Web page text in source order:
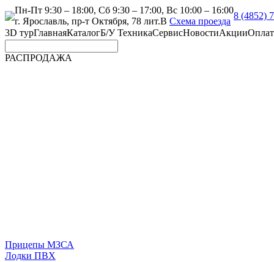
Пн-Пт 9:30 – 18:00, Сб 9:30 – 17:00, Вс 10:00 – 16:00
г. Ярославль, пр-т Октября, 78 лит.В Схема проезда
8 (4852)
3D турГлавнаяКаталогБ/У ТехникаСервисНовостиАкции
РАСПРОДАЖА
Прицепы МЗСА
Лодки ПВХ